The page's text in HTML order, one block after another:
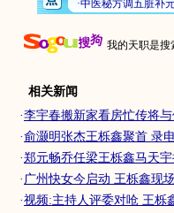
我的天职是搜
相关新闻
·李宇春搬新家看房忙传将
·俞灏明张杰王栎鑫聚首 录
·郑元畅乔任梁王栎鑫马天
· 广州快女今启动 王栎鑫现
·视频:主持人评委对呛 王栎